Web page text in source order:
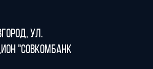
ул.
"СОВКОМБАНК